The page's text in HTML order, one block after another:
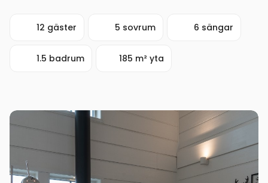
12 gäster 5 sovrum 6 sängar
1.5 badrum 185 m² yta